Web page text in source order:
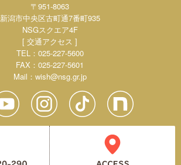
〒951-8063
新潟市中央区古町通7番町935
NSGスクエア4F
[ 交通アクセス ]
TEL：025-227-5600
FAX：025-227-5601
Mail： wish@nsg.gr.jp